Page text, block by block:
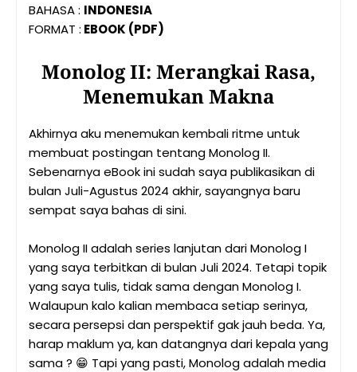
BAHASA : INDONESIA
FORMAT : EBOOK (PDF)
Monolog II: Merangkai Rasa,
Menemukan Makna
Akhirnya aku menemukan kembali ritme untuk
membuat postingan tentang Monolog II.
Sebenarnya eBook ini sudah saya publikasikan di
bulan Juli-Agustus 2024 akhir, sayangnya baru
sempat saya bahas di sini.
Monolog II adalah series lanjutan dari Monolog I
yang saya terbitkan di bulan Juli 2024. Tetapi topik
yang saya tulis, tidak sama dengan Monolog I.
Walaupun kalo kalian membaca setiap serinya,
secara persepsi dan perspektif gak jauh beda. Ya,
harap maklum ya, kan datangnya dari kepala yang
sama ? 😁 Tapi yang pasti, Monolog adalah media